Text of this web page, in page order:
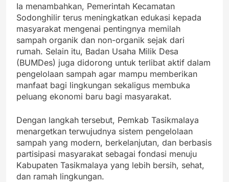
Ia menambahkan, Pemerintah Kecamatan
Sodonghilir terus meningkatkan edukasi kepada
masyarakat mengenai pentingnya memilah
sampah organik dan non-organik sejak dari
rumah. Selain itu, Badan Usaha Milik Desa
(BUMDes) juga didorong untuk terlibat aktif dalam
pengelolaan sampah agar mampu memberikan
manfaat bagi lingkungan sekaligus membuka
peluang ekonomi baru bagi masyarakat.
Dengan langkah tersebut, Pemkab Tasikmalaya
menargetkan terwujudnya sistem pengelolaan
sampah yang modern, berkelanjutan, dan berbasis
partisipasi masyarakat sebagai fondasi menuju
Kabupaten Tasikmalaya yang lebih bersih, sehat,
dan ramah lingkungan.